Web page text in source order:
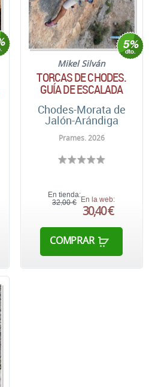
Mikel Silván
TORCAS DE CHODES.
GUÍA DE ESCALADA
Chodes-Morata de
Jalón-Arándiga
Prames. 2026
En tienda:
32,00 € En la web:
30,40 €
COMPRAR